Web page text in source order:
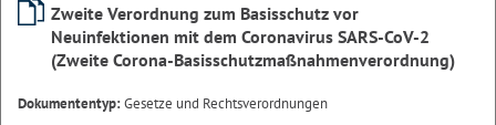
Zweite Verordnung zum Basisschutz vor
Neuinfektionen mit dem Coronavirus SARS-CoV-2
(Zweite Corona-Basisschutzmaßnahmenverordnung)
Dokumententyp:Gesetze und Rechtsverordnungen